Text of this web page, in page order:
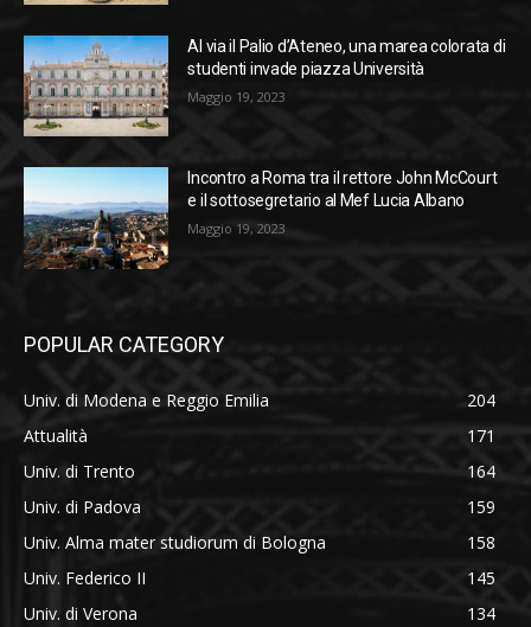
Al via il Palio d’Ateneo, una marea colorata di
studenti invade piazza Università
Maggio 19, 2023
Incontro a Roma tra il rettore John McCourt
e il sottosegretario al Mef Lucia Albano
Maggio 19, 2023
POPULAR CATEGORY
Univ. di Modena e Reggio Emilia
204
Attualità
171
Univ. di Trento
164
Univ. di Padova
159
Univ. Alma mater studiorum di Bologna
158
Univ. Federico II
145
Univ. di Verona
134